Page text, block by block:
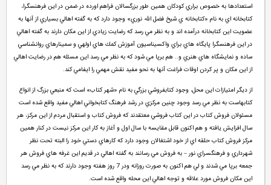
استعدادها به خصوص براري كودكان همين طور بزرگسالان فراهم اورده در ضمن در اين فرهنسگرا،
كتابخانه اي به نام «كتابخانه ي شيخ فضل الله نوري» وجود دارد كه به گفته اهالي بسياري از آنها به
عضويت اين كتابخانه درآمده اند و به نظر مي رسد كه رضايت زيادي از اين مكان دارند به گفته اهالي
در اين فرهنسگرا پايگاه هاي براي واكسيناسيون آموزش كمك هاي اولهي و سمينارهاي روانشناسي
ساده و نمايشگاه هاي هنري و.. هم برپا مي شود كه به نظر مي رسد اين مسئله هم در رضايت اهالي
از اين مكان و پر كردن اوقات فراغت آنها به نحو مفيد نقش مهمي را ايفامي كند.
از ديگر امتيازات اين محل، وجود كتابفروشي بزرگي به نام «شهر كتاب» است كه منبعي بزرگ از انواع
كتابهاست به نظر مي رسد وجود چنين مركزي در رشد فرهنگ كتابخواني اهالي مفيد واقع شده است
مسئولان فروش كتاب در اين كتاب فروشي معتقدند كه فروش كتاب و استقبال مردم از اين مركز، هر
سال افزايش يافته و هم اكنون قابل مقايسه با سال اول و آغاز به كار اين مركز نيست در كنار همين
مركز فروش كتاب حلقه اي از خود اشتغالان وجود دارد كه كارهاي دستي خود را البته تحت نظر
شهرداري و فرهنگسراي نور – به فروش مي رسانند به گفته اهالي در قديم اين غرفه هاي فروش هر
جمعه برپا مي شدند و لي هم اكنون به صورت روزانه ودر 7 روز هفته وجود دارند كه به نظر مي رسد
اين مكان فروش مورد علاقه و توجه اهالي اين محله واقع شده است.